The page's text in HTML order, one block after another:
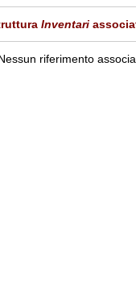
Inventari
Nessun riferimento